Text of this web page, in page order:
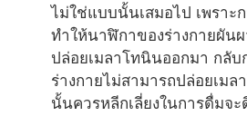
ไม่ใช่แบบนั้นเสมอไป เพราะ
ทำให้นาฬิกาของร่างกายผัน
ปล่อยเมลาโทนินออกมา กลับ
ร่างกายไม่สามารถปล่อยเมล
นั้นควรหลีกเลี่ยงในการดื่มจะ